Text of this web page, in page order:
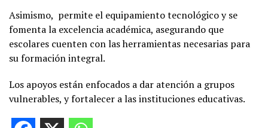
Asimismo, permite el equipamiento tecnológico y se
fomenta la excelencia académica, asegurando que
escolares cuenten con las herramientas necesarias para
su formación integral.
Los apoyos están enfocados a dar atención a grupos
vulnerables, y fortalecer a las instituciones educativas.